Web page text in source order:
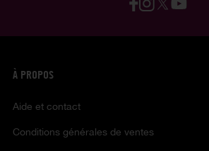
À PROPOS
Aide et contact
Conditions générales de ventes